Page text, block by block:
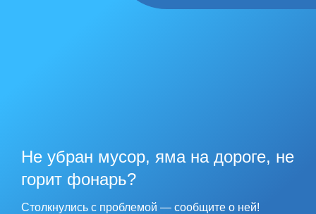
Не убран мусор, яма на дороге, не
горит фонарь?
Столкнулись с проблемой — сообщите о ней!